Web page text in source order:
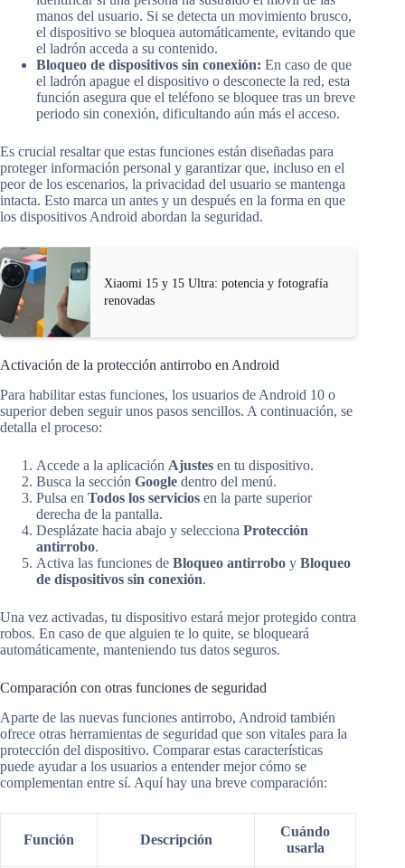
manos del usuario. Si se detecta un movimiento brusco,
el dispositivo se bloquea automáticamente, evitando que
el ladrón acceda a su contenido.
Bloqueo de dispositivos sin conexión: En caso de que
el ladrón apague el dispositivo o desconecte la red, esta
función asegura que el teléfono se bloquee tras un breve
periodo sin conexión, dificultando aún más el acceso.
Es crucial resaltar que estas funciones están diseñadas para
proteger información personal y garantizar que, incluso en el
peor de los escenarios, la privacidad del usuario se mantenga
intacta. Esto marca un antes y un después en la forma en que
los dispositivos Android abordan la seguridad.
Xiaomi 15 y 15 Ultra: potencia y fotografía
renovadas
Activación de la protección antirrobo en Android
Para habilitar estas funciones, los usuarios de Android 10 o
superior deben seguir unos pasos sencillos. A continuación, se
detalla el proceso:
Accede a la aplicación Ajustes en tu dispositivo.
Busca la sección Google dentro del menú.
Pulsa en Todos los servicios en la parte superior
derecha de la pantalla.
Desplázate hacia abajo y selecciona Protección
antirrobo.
Activa las funciones de Bloqueo antirrobo y Bloqueo
de dispositivos sin conexión.
Una vez activadas, tu dispositivo estará mejor protegido contra
robos. En caso de que alguien te lo quite, se bloqueará
automáticamente, manteniendo tus datos seguros.
Comparación con otras funciones de seguridad
Aparte de las nuevas funciones antirrobo, Android también
ofrece otras herramientas de seguridad que son vitales para la
protección del dispositivo. Comparar estas características
puede ayudar a los usuarios a entender mejor cómo se
complementan entre sí. Aquí hay una breve comparación:
Función Descripción
Cuándo
usarla